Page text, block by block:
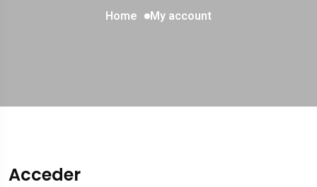
Home My account
Acceder